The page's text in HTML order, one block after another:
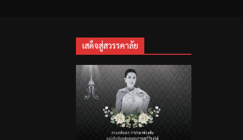
เสด็จสู่สวรรคาลัย